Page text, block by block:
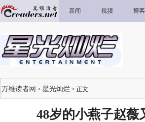
新闻 视频 博客
万维读者网 > 星光灿烂 > 正文
48岁的小燕子赵薇